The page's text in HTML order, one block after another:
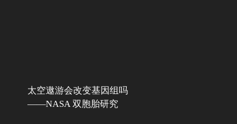
太空遨游会改变基因组吗
——NASA 双胞胎研究